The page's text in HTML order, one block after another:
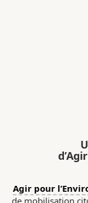
Agir pour
de mobilisation